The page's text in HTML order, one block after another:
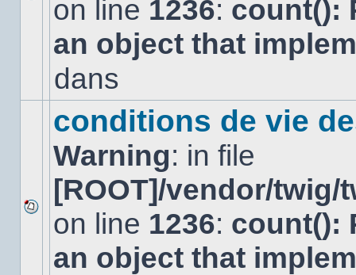
Aucun
nouveau
message
non-
dans
on line 1236: count():
an object that
dans
Aucun
nouveau
message
non-
conditions de vie
Warning: in file
[ROOT]/vendor/
on line 1236: count():
an object that